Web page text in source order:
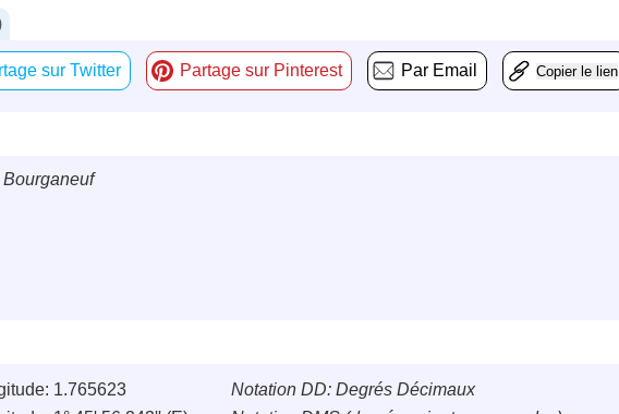
sur Twitter Partage sur Pinterest Par Email Copier le lien
1.765623
Notation DD: Degrés Décimaux